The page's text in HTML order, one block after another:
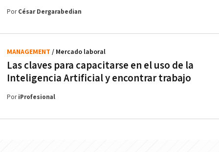
PorCésar Dergarabedian
Las claves para capacitarse en el uso de la
Inteligencia Artificial y encontrar trabajo
MANAGEMENT / Mercado laboral
PoriProfesional